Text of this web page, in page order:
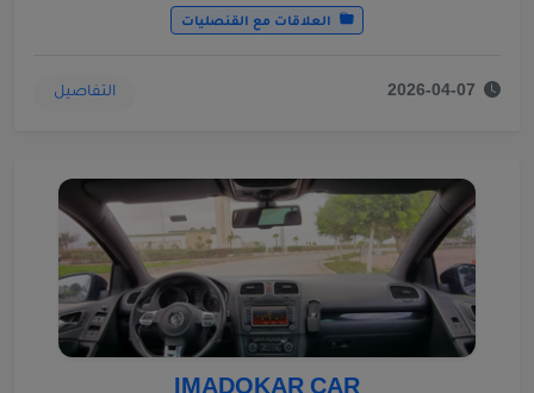
العلاقات مع القنصليات
2026-04-07 التفاصيل